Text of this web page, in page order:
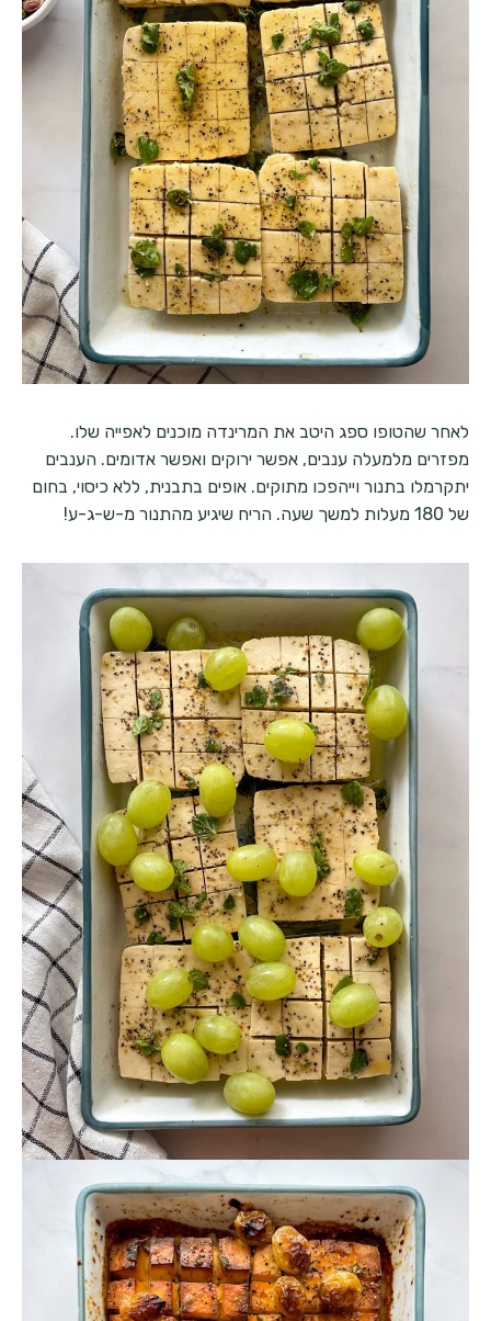
לאחר שהטופו ספג היטב את המרינדה מוכנים לאפייה שלו.
מפזרים מלמעלה ענבים, אפשר ירוקים ואפשר אדומים. הענבים
יתקרמלו בתנור וייהפכו מתוקים. אופים בתבנית, ללא כיסוי, בחום
של 180 מעלות למשך שעה. הריח שיגיע מהתנור מ-ש-ג-ע!